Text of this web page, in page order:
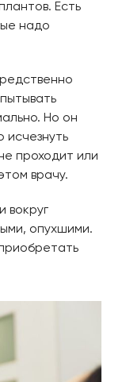
Есть
надо
Но он
исчезнуть
проходит или
врачу.
вокруг
опухшими.